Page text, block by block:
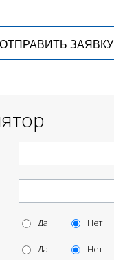
ОТПРАВИТЬ ЗАЯВКУ
Да Нет
Да Нет